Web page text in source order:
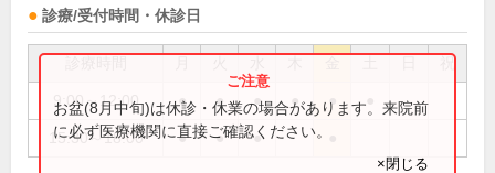
診療/受付時間・休診日
祝
9:00～12:00 ● ● ● ● ●
15:30～18:00 ● ● ●
お盆(8月中旬)は休診・休業の場合があります。来院前
に必ず医療機関に直接ご確認ください。
×閉じる